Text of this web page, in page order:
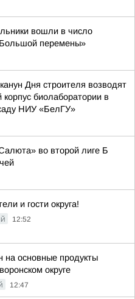
вошли в число
перемены»
Дня строителя возводят
биолаборатории в
НИУ «БелГУ»
во второй лиге Б
и гости округа!
12:52
на основные продукты
округе
12:47